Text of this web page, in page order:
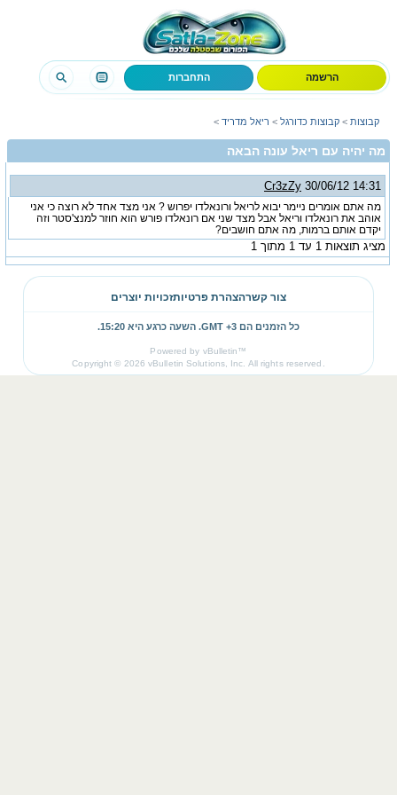
הרשמה התחברות
קבוצות > קבוצות כדורגל > ריאל מדריד >
מה יהיה עם ריאל עונה הבאה
Cr3zZy 30/06/12 14:31
מה אתם אומרים ניימר יבוא לריאל ורונאלדו יפרוש ? אני מצד אחד לא רוצה כי אני
אוהב את רונאלדו וריאל אבל מצד שני אם רונאלדו פורש הוא חוזר למנצ'סטר וזה
יקדם אותם ברמות, מה אתם חושבים?
מציג תוצאות 1 עד 1 מתוך 1
צור קשרהצהרת פרטיותזכויות יוצרים
כל הזמנים הם GMT +3. השעה כרגע היא 15:20
.
Powered by vBulletin™
Copyright © 2026 vBulletin Solutions, Inc. All rights reserved.